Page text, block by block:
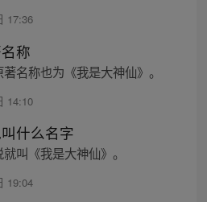
17:36
称
名称也为《我是大神仙》。
14:10
什么名字
叫《我是大神仙》。
19:04